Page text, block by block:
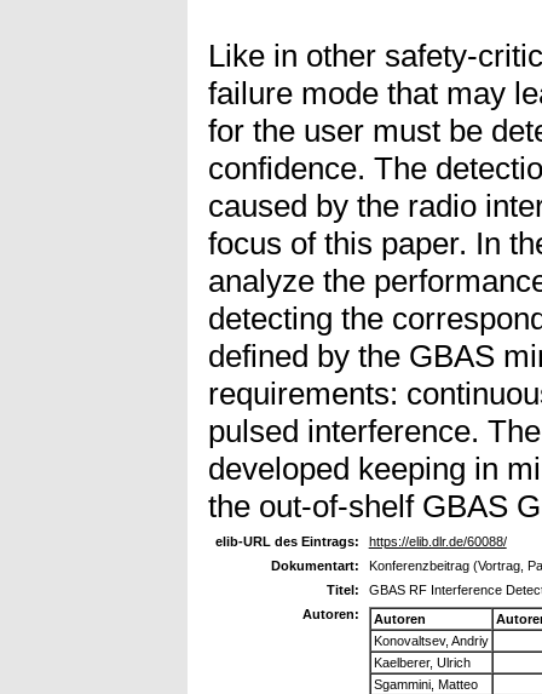
Like in other safety-
failure mode that may
for the user must be
confidence. The
caused by the radio
focus of this paper. In
analyze the
detecting the
defined by the GBAS
requirements:
pulsed interference.
developed keeping in
the out-of-shelf GBAS
elib-URL des Eintrags:
https://elib.dlr.de/60088/
Dokumentart:
Konferenzbeitrag (Vortrag,
Titel:
GBAS RF Interference
Autoren:
Autoren
Konovaltsev, Andriy
Kaelberer, Ulrich
Sgammini, Matteo